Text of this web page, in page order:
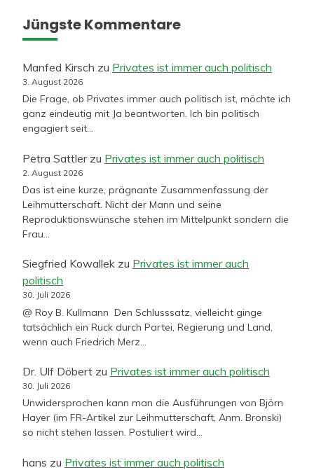
Jüngste Kommentare
Manfed Kirsch zu Privates ist immer auch politisch
3. August 2026
Die Frage, ob Privates immer auch politisch ist, möchte ich
ganz eindeutig mit Ja beantworten. Ich bin politisch
engagiert seit…
Petra Sattlerzu Privates ist immer auch politisch
2. August 2026
Das ist eine kurze, prägnante Zusammenfassung der
Leihmutterschaft. Nicht der Mann und seine
Reproduktionswünsche stehen im Mittelpunkt sondern die
Frau…
Siegfried Kowallek zu Privates ist immer auch
politisch
30. Juli 2026
@ Roy B. Kullmann Den Schlusssatz, vielleicht ginge
tatsächlich ein Ruck durch Partei, Regierung und Land,
wenn auch Friedrich Merz…
Dr. Ulf Döbert zu Privates ist immer auch politisch
30. Juli 2026
Unwidersprochen kann man die Ausführungen von Björn
Hayer (im FR-Artikel zur Leihmutterschaft, Anm. Bronski)
so nicht stehen lassen. Postuliert wird…
hans zu Privates ist immer auch politisch